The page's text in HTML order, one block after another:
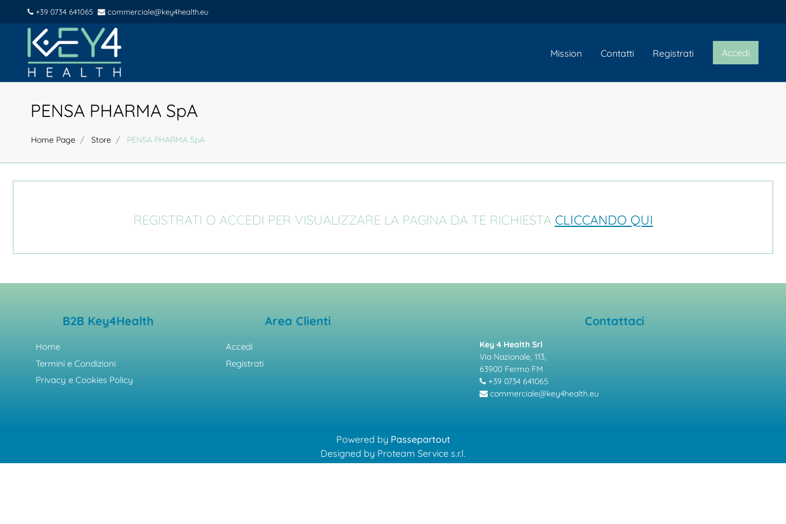
+39 0734 641065 commerciale@key4health.eu
Mission Contatti Registrati Accedi
PENSA PHARMA SpA
Home Page Store PENSA PHARMA SpA
REGISTRATI O ACCEDI PER VISUALIZZARE LA PAGINA DA TE RICHIESTA CLICCANDO QUI
B2B Key4Health
Home
Termini e Condizioni
Privacy e Cookies Policy
Area Clienti
Accedi
Registrati
Contattaci
Key 4 Health Srl
Via Nazionale, 113,
63900 Fermo FM
+39 0734 641065
commerciale@key4health.eu
Powered by Passepartout
Designed by Proteam Service s.r.l.